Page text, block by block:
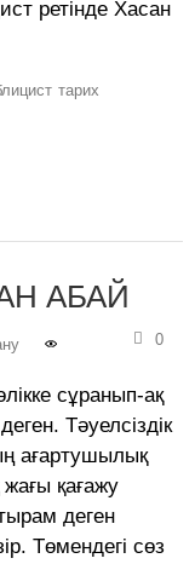
ретінде Хасан
тарих
АБАЙ
0
сұранып-ақ
Тәуелсіздік
ағартушылық
қағажу
деген
Төмендегі сөз